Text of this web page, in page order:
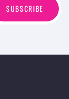
SUBSCRIBE